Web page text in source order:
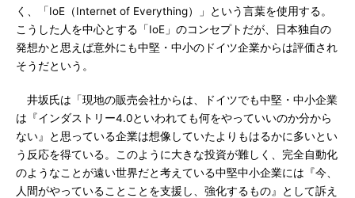
く、「IoE（Internet of Everything）」という言葉を使用する。
こうした人を中心とする「IoE」のコンセプトだが、日本独自の
発想かと思えば意外にも中堅・中小のドイツ企業からは評価され
そうだという。
井坂氏は「現地の販売会社からは、ドイツでも中堅・中小企業
は『インダストリー4.0といわれても何をやっていいのか分から
ない』と思っている企業は想像していたよりもはるかに多いとい
う反応を得ている。このように大きな投資が難しく、完全自動化
のようなことが遠い世界だと考えている中堅中小企業には『今、
人間がやっていることことを支援し、強化するもの』として訴え